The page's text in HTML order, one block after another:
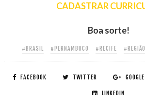
CADASTRAR
Boa sorte!
#BRASIL #PERNAMBUCO #RECIFE
FACEBOOK TWITTER
LINKEDIN